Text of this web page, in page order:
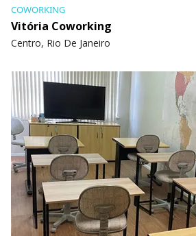
COWORKING
Vitória Coworking
Centro, Rio De Janeiro